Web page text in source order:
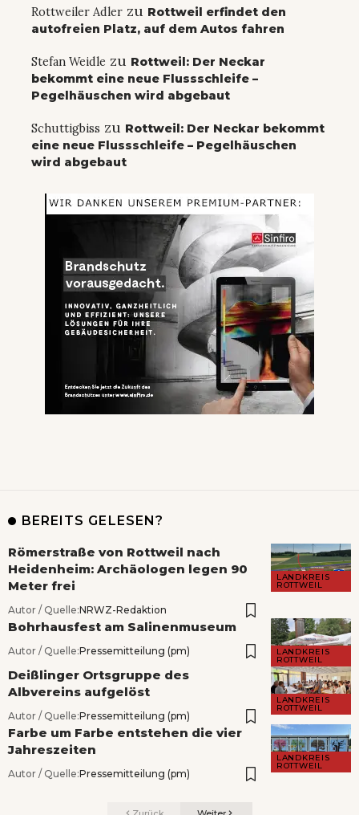
Rottweiler Adler zu Rottweil erfindet den
autofreien Platz, auf dem Autos fahren
Stefan Weidle zu Rottweil: Der Neckar
bekommt eine neue Flussschleife –
Pegelhäuschen wird abgebaut
Schuttigbiss zu Rottweil: Der Neckar bekommt
eine neue Flussschleife – Pegelhäuschen
wird abgebaut
BEREITS GELESEN?
LANDKREIS
ROTTWEIL
Römerstraße von Rottweil nach
Heidenheim: Archäologen legen 90
Meter frei
Autor / Quelle:NRWZ-Redaktion
LANDKREIS
ROTTWEIL
Bohrhausfest am Salinenmuseum
Autor / Quelle:Pressemitteilung (pm)
LANDKREIS
ROTTWEIL
Deißlinger Ortsgruppe des
Albvereins aufgelöst
Autor / Quelle:Pressemitteilung (pm)
LANDKREIS
ROTTWEIL
Farbe um Farbe entstehen die vier
Jahreszeiten
Autor / Quelle:Pressemitteilung (pm)